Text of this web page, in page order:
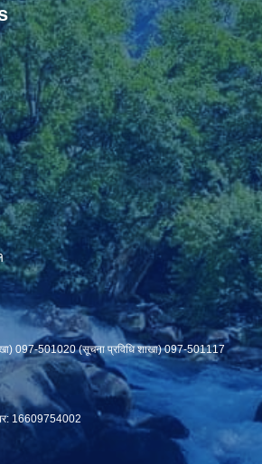
097-501020 (सूचना प्रविधि शाखा) 097-501117
16609754002